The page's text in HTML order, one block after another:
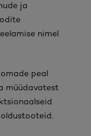
ja
nimel
peal
müüdavatest